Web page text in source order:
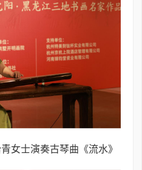
女士演奏古琴曲《流水》